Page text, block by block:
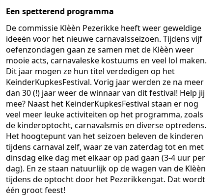
Een spetterend programma
De commissie Klèèn Pezerikke heeft weer geweldige
ideeën voor het nieuwe carnavalsseizoen. Tijdens vijf
oefenzondagen gaan ze samen met de Klèèn weer
mooie acts, carnavaleske kostuums en veel lol maken.
Dit jaar mogen ze hun titel verdedigen op het
KeinderKupkesFestival. Vorig jaar werden ze na meer
dan 30 (!) jaar weer de winnaar van dit festival! Help jij
mee? Naast het KeinderKupkesFestival staan er nog
veel meer leuke activiteiten op het programma, zoals
de kinderoptocht, carnavalsmis en diverse optredens.
Het hoogtepunt van het seizoen beleven de kinderen
tijdens carnaval zelf, waar ze van zaterdag tot en met
dinsdag elke dag met elkaar op pad gaan (3-4 uur per
dag). En ze staan natuurlijk op de wagen van de Klèèn
tijdens de optocht door het Pezerikkengat. Dat wordt
één groot feest!